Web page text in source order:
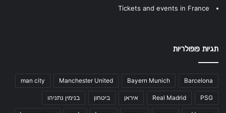
Tickets and events in France
תגיות פופולריות
Barcelona
Bayern Munich
Manchester United
man city
PSG
Real Madrid איראן ביטחון בנימין נתניהו